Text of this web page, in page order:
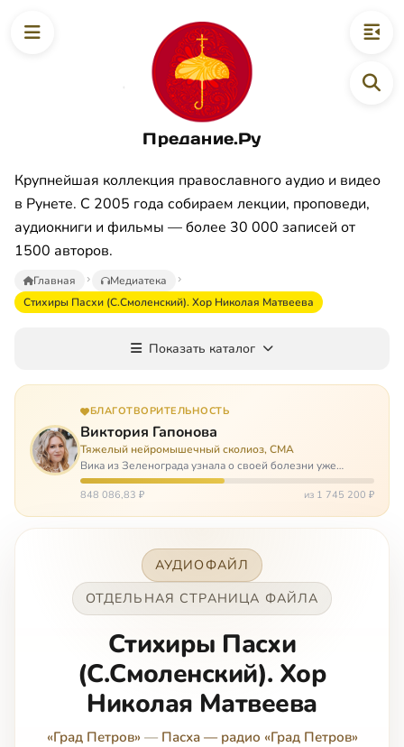
Предание.Ру
Крупнейшая коллекция православного аудио и видео
в Рунете. С 2005 года собираем лекции, проповеди,
аудиокниги и фильмы — более 30 000 записей от
1500 авторов.
Главная
Медиатека
Стихиры Пасхи (С.Смоленский). Хор Николая Матвеева
Показать каталог
БЛАГОТВОРИТЕЛЬНОСТЬ
Виктория Гапонова
Тяжелый нейромышечный сколиоз, СМА
Вика из Зеленограда узнала о своей болезни уже
будучи в сознательном возрасте. Ей пришлось
привыкать к инвалидной коляске и сильнейшему
848 086,83 ₽ из 1 745 200 ₽
АУДИОФАЙЛ
ОТДЕЛЬНАЯ СТРАНИЦА ФАЙЛА
Стихиры Пасхи
(С.Смоленский). Хор
Николая Матвеева
«Град Петров» — Пасха — радио «Град Петров»